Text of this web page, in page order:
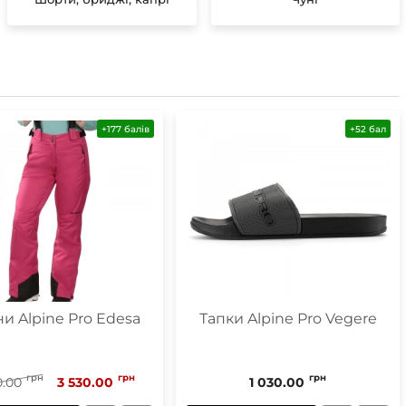
Пінцети для вилучення кліщів
Маски для сну
Ремнабори
+177 балів
Alpine Pro Edesa
грн 3 530.00 грн
+52 бал
Тапки Alpine Pro Vegere
1 030.00 грн